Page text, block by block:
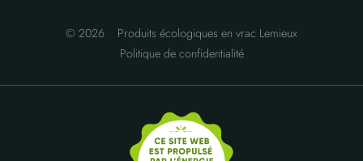
© 2026
Produits écologiques en vrac Lemieux
Politique de confidentialité